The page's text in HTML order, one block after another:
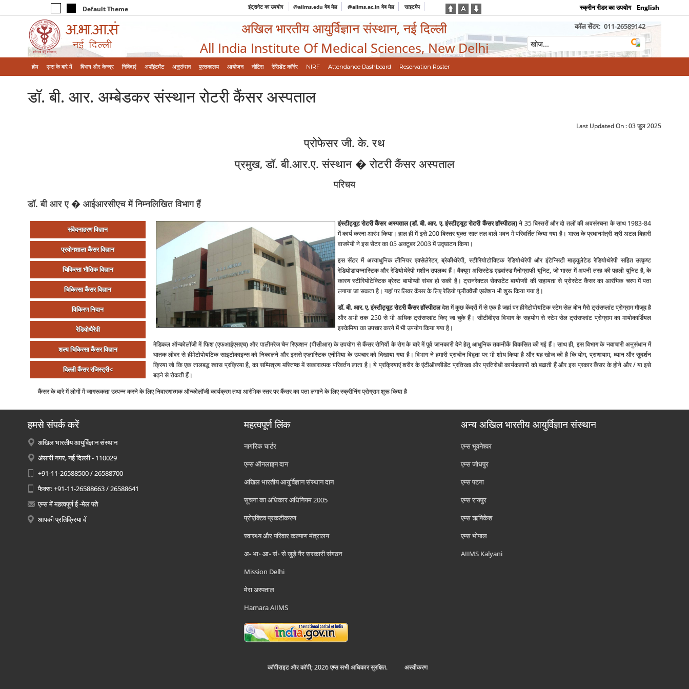
Default Theme इंट्रानेट का उपयोग @aiims.edu वेब मेल @aiims.ac.in वेब मेल साइटमैप स्क्रीन रीडर का उपयोग English
अखिल भारतीय आयुर्विज्ञान संस्थान, नई दिल्ली
All India Institute Of Medical Sciences, New Delhi
कॉल सेंटर: 011-26589142
होम एम्‍स के बारे में विभाग और केन्‍द्र निविदाएं अपॉइंटमेंट अनुसंधान पुस्तकालय आयोजन नोटिस रेसिडेंट कॉर्नर NIRF Attendance Dashboard Reservation Roster
डॉ. बी. आर. अम्‍बेडकर संस्‍थान रोटरी कैंसर अस्‍पताल
Last Updated On :03 जुल 2025
प्रोफेसर जी. के. रथ
प्रमुख, डॉ. बी.आर.ए. संस्‍थान � रोटरी कैंसर अस्‍पताल
परिचय
डॉ. बी आर ए � आईआरसीएच में निम्‍नलिखित विभाग हैं
संवेदनाहरण विज्ञान
प्रयोगशाला कैंसर विज्ञान
चिकित्‍सा भौतिक विज्ञान
चिकित्‍सा कैंसर विज्ञान
विकिरण निदान
रेडियोथैरेपी
शल्‍य चिकित्‍सा कैंसर विज्ञान
दिल्‍ली कैंसर रजिस्‍ट्री<
इंस्‍टीट्यूट रोटरी कैंसर अस्‍पताल (डॉ. बी. आर. ए. इंस्‍टीट्यूट रोटरी कैंसर हॉस्‍पीटल)ने 35 बिस्‍तरों और दो तलों की अवसंरचना के साथ 1983-84
में कार्य करना आरंभ किया। हाल ही में इसे 200 बिस्‍तर युक्‍त सात तल वाले भवन में परिवर्तित किया गया है। भारत के प्रधानमंत्री श्री अटल बिहारी
वाजपेयी ने इस सेंटर का 05 अक्‍टूबर 2003 में उद्घाटन किया।
इस सेंटर में अत्‍याधुनिक लीनियर एक्‍सेलेरेटर, ब्रेकीथेरेपी, स्‍टीरियोटोक्टिक रेडियोथेरेपी और इंटेन्सिटी माड्युलेटेड रेडियोथेरेपी सहित उत्‍कृष्‍ट
रेडियोडायग्‍नास्टिक और रेडियोथेरेपी मशीन उपलब्‍ध हैं। वैक्‍यूम असिस्‍टेड एडवांस्‍ड मैनोग्राफी यूनिट, जो भारत में अपनी तरह की पहली यूनिट है, के
कारण स्‍टीरियोटेक्टिक ब्रेस्‍ट बायोप्‍सी संभव हो सकी है। ट्रानरेक्‍टल सेक्‍सटेंट बायोप्‍सी की सहायता से प्रोस्‍टेट कैंसर का आरंभिक चरण में पता
लगाया जा सकता है। यहां पर लिवर कैंसर के लिए रेडियो फ्रीक्‍वेंसी एब्‍जेशन भी शुरू किया गया है।
डॉ. बी. आर. ए. इंस्‍टीट्यूट रोटरी कैंसर हॉस्‍पीटलदेश में कुछ केंद्रों में से एक है जहां पर हीमेटोपोयटिक स्‍टेम सेल बोन मैरो ट्रांसप्‍लांट प्रोग्राम मौजूद है
और अभी तक 250 से भी अधिक ट्रांसप्‍लांट किए जा चुके हैं। सीटीवीएस विभाग के सहयोग से स्‍टेम सेल ट्रांसप्‍लांट प्रोग्राम का मायोकार्डियल
इस्‍केमिया का उपचार करने में भी उपयोग किया गया है।
मेडिकल ऑन्‍कोलॉजी में फिश (एफआईएसएच) और पालीमरेज चेन रिएक्‍शन (पीसीआर) के उपयोग से कैंसर रोगियों के रोग के बारे में पूर्व जानकारी देने हेतु आधुनिक तकनीकें विकसित की गई हैं। साथ ही, इस विभाग के नवाचारी अनुसंधान में
घातक लीवर से हीमेटोपोयटिक साइटोकाइन्‍स को निकालने और इससे एप्‍लास्टिक एनीमिया के उपचार को दिखाया गया है। विभाग ने हमारी प्राचीन विद्वता पर भी शोध किया है और यह खोज की है कि योग, प्राणायाम, ध्‍यान और सुदर्शन
क्रिया जो कि एक तालबद्ध श्‍वास प्रक्रिया है, का सम्मिश्रण मस्तिष्‍क में सकारात्‍मक परिवर्तन लाता है। ये प्रक्रियाएं शरीर के एंटीऑक्‍सीडेंट प्रतिरक्षा और प्रतिरोधी कार्यकलापों को बढाती हैं और इस प्रकार कैंसर के होने और / या इसे
बढ़ने से रोकती हैं।
कैंसर के बारे में लोगों में जागरूकता उत्‍पन्‍न करने के लिए निवारणात्‍मक ऑन्‍कोलॉजी कार्यक्रम तथा आरंभिक स्‍तर पर कैंसर का पता लगाने के लिए स्‍क्रीनिंग प्रोग्राम शुरू किया है
हमसे संपर्क करें
अखिल भारतीय आयुर्विज्ञान संस्थान
अंसारी नगर, नई दिल्ली - 110029
+91-11-26588500 / 26588700
फैक्स: +91-11-26588663 / 26588641
एम्स में महत्वपूर्ण ई -मेल पते
आपकी प्रतिक्रिया दें
महत्वपूर्ण लिंक
नागरिक चार्टर
एम्स ऑनलाइन दान
अखिल भारतीय आयुर्विज्ञान संस्थान दान
सूचना का अधिकार अधिनियम 2005
प्रोएक्टिव प्रकटीकरण
स्वास्थ्य और परिवार कल्याण मंत्रालय
अ॰ भा॰ आ॰ सं॰ से जुड़े गैर सरकारी संगठन
Mission Delhi
मेरा अस्पताल
Hamara AIIMS
अन्य अखिल भारतीय आयुर्विज्ञान संस्थान
एम्‍स भुवनेश्वर
एम्‍स जोधपुर
एम्‍स पटना
एम्‍स रायपुर
एम्‍स ऋषिकेश
एम्‍स भोपाल
AIIMS Kalyani
कॉपीराइट और कॉपी; 2026 एम्स सभी अधिकार सुरक्षित. अस्‍वीकरण